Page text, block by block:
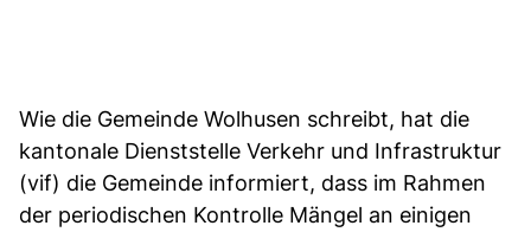
Wie die Gemeinde Wolhusen schreibt, hat die
kantonale Dienststelle Verkehr und Infrastruktur
(vif) die Gemeinde informiert, dass im Rahmen
der periodischen Kontrolle Mängel an einigen